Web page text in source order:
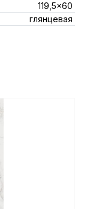
119,5x60
глянцевая